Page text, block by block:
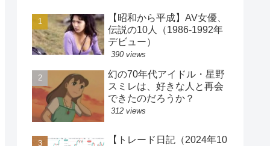
【昭和から平成】AV女優、
伝説の10人（1986-1992年
デビュー）
390 views
幻の70年代アイドル・星野
スミレは、好きな人と再会
できたのだろうか？
312 views
【トレード日記（2024年10